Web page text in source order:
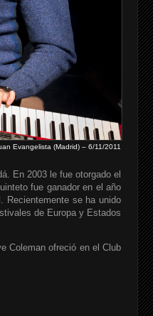
Evangelista (Madrid) – 6/11/2011
En 2003 le fue otorgado el
fue ganador en el año
Recientemente se ha unido
de Europa y Estados
Coleman ofreció en el Club